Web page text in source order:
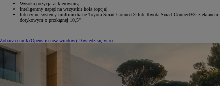
Wysoka pozycja za kierownicą
Inteligentny napęd na wszystkie koła (opcja)
Intuicyjne systemy multimedialne Toyota Smart Connect® lub Toyota Smart Connect+® z ekranem
dotykowym o przekątnej 10,5"
Zobacz cennik (Opens in new window) Dowiedz się więcej